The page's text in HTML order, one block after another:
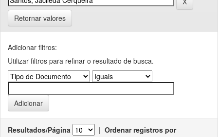
Retornar valores
Adicionar filtros:
Utilizar filtros para refinar o resultado de busca.
Resultados/Página | Ordenar registros por